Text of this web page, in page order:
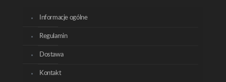
Informacje ogólne
Regulamin
Dostawa
Kontakt